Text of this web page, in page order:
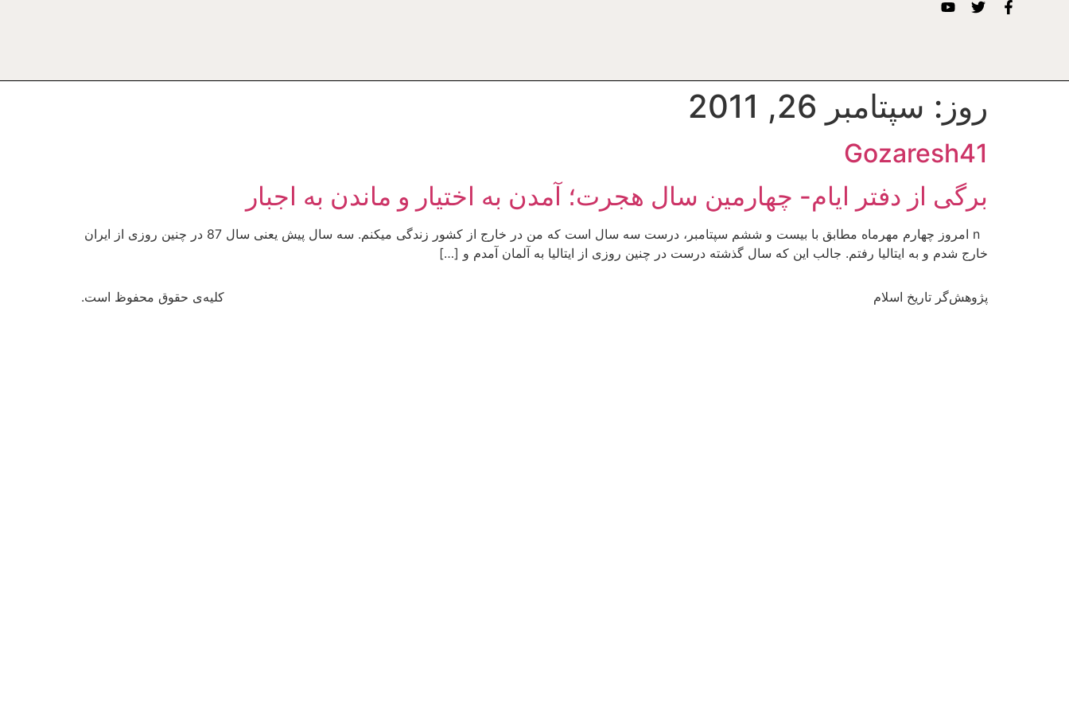
روز: سپتامبر 26, 2011
Gozaresh41
برگی از دفتر ایام- چهارمین سال هجرت؛ آمدن به اختیار و ماندن به اجبار
n امروز چهارم مهرماه مطابق با بیست و ششم سپتامبر، درست سه سال است که من در خارج از کشور زندگی می­کنم. سه سال پیش یعنی سال 87 در چنین روزی از ایران
خارج شدم و به ایتالیا رفتم. جالب این که سال گذشته درست در چنین روزی از ایتالیا به آلمان آمدم و […]
پژوهش‌گر تاریخ اسلام کلیه‌ی حقوق محفوظ است.